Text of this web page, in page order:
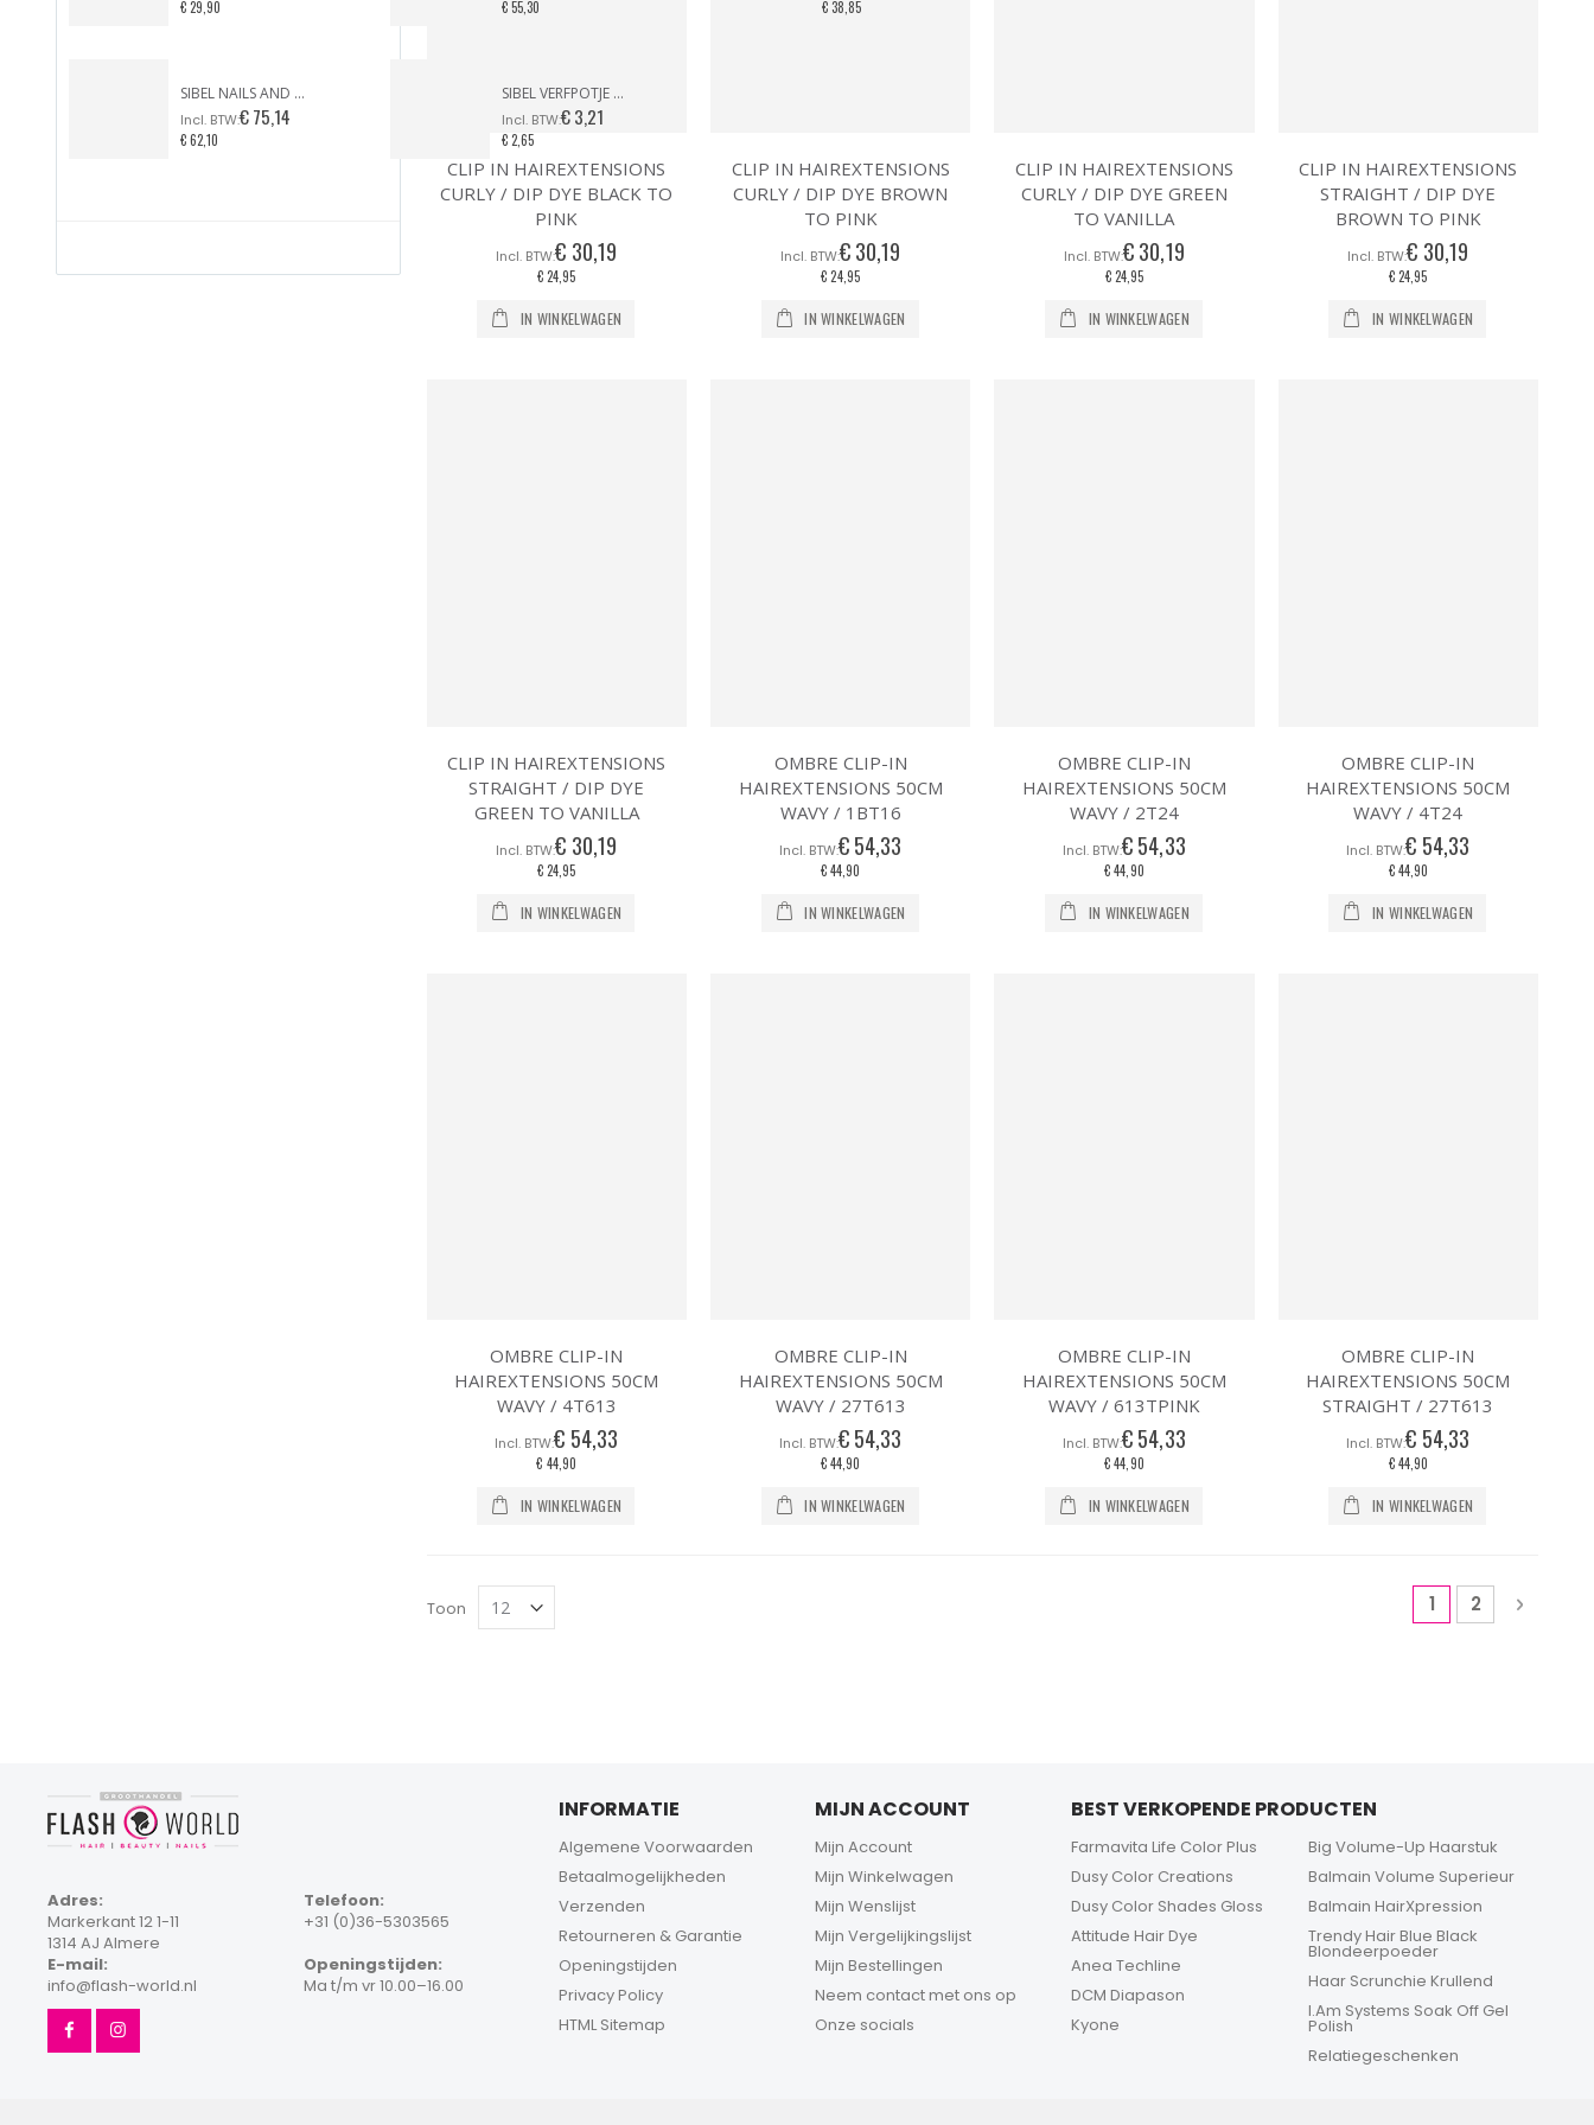
CLIP IN HAIREXTENSIONS
CURLY / DIP DYE BLACK TO
PINK
€ 30,19
€ 24,95
IN WINKELWAGEN
CLIP IN HAIREXTENSIONS
CURLY / DIP DYE BROWN
TO PINK
€ 30,19
€ 24,95
IN WINKELWAGEN
CLIP IN HAIREXTENSIONS
CURLY / DIP DYE GREEN
TO VANILLA
€ 30,19
€ 24,95
IN WINKELWAGEN
CLIP IN HAIREXTENSIONS
STRAIGHT / DIP DYE
BROWN TO PINK
€ 30,19
€ 24,95
IN WINKELWAGEN
CLIP IN HAIREXTENSIONS
STRAIGHT / DIP DYE
GREEN TO VANILLA
€ 30,19
€ 24,95
IN WINKELWAGEN
OMBRE CLIP-IN
HAIREXTENSIONS 50CM
WAVY / 1BT16
€ 54,33
€ 44,90
IN WINKELWAGEN
OMBRE CLIP-IN
HAIREXTENSIONS 50CM
WAVY / 2T24
€ 54,33
€ 44,90
IN WINKELWAGEN
OMBRE CLIP-IN
HAIREXTENSIONS 50CM
WAVY / 4T24
€ 54,33
€ 44,90
IN WINKELWAGEN
OMBRE CLIP-IN
HAIREXTENSIONS 50CM
WAVY / 4T613
€ 54,33
€ 44,90
IN WINKELWAGEN
OMBRE CLIP-IN
HAIREXTENSIONS 50CM
WAVY / 27T613
€ 54,33
€ 44,90
IN WINKELWAGEN
OMBRE CLIP-IN
HAIREXTENSIONS 50CM
WAVY / 613TPINK
€ 54,33
€ 44,90
IN WINKELWAGEN
OMBRE CLIP-IN
HAIREXTENSIONS 50CM
STRAIGHT / 27T613
€ 54,33
€ 44,90
IN WINKELWAGEN
Pagina
U lees
1 Pagina
2 Pagina
Toon
€ 29,90
SIBEL NAILS AND MORE ZEBRA CASE
€ 75,14
€ 62,10
€ 55,30
SIBEL VERFPOTJE MET HANDVAT ZWART
€ 3,21
€ 2,65
€ 38,85
Adres:
Markerkant 12 1-11
1314 AJ Almere
Telefoon:
+31 (0)36-5303565
E-mail:
info@flash-world.nl
Openingstijden:
Ma t/m vr 10.00–16.00
INFORMATIE
Algemene Voorwaarden
Betaalmogelijkheden
Verzenden
Retourneren & Garantie
Openingstijden
Privacy Policy
HTML Sitemap
MIJN ACCOUNT
Mijn Account
Mijn Winkelwagen
Mijn Wenslijst
Mijn Vergelijkingslijst
Mijn Bestellingen
Neem contact met ons op
Onze socials
BEST VERKOPENDE PRODUCTEN
Farmavita Life Color Plus
Dusy Color Creations
Dusy Color Shades Gloss
Attitude Hair Dye
Anea Techline
DCM Diapason
Kyone
Big Volume-Up Haarstuk
Balmain Volume Superieur
Balmain HairXpression
Trendy Hair Blue Black
Blondeerpoeder
Haar Scrunchie Krullend
I.Am Systems Soak Off Gel
Polish
Relatiegeschenken